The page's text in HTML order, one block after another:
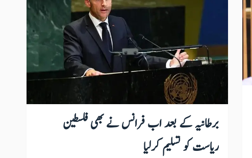
برطانیہ کے بعد اب فرانس نے بھی فلسطین
ریاست کو تسلیم کرلیا